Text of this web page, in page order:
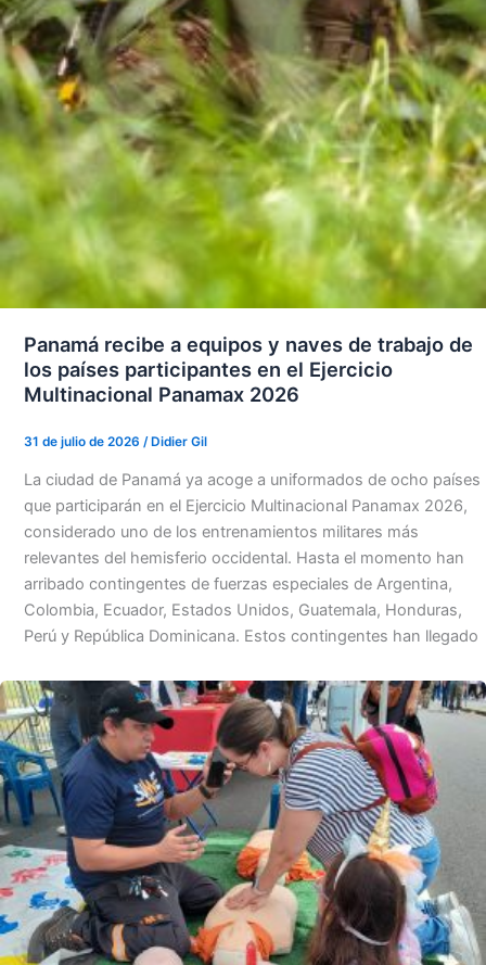
Panamá recibe a equipos y naves de trabajo de
los países participantes en el Ejercicio
Multinacional Panamax 2026
31 de julio de 2026 /Didier Gil
La ciudad de Panamá ya acoge a uniformados de ocho países
que participarán en el Ejercicio Multinacional Panamax 2026,
considerado uno de los entrenamientos militares más
relevantes del hemisferio occidental. Hasta el momento han
arribado contingentes de fuerzas especiales de Argentina,
Colombia, Ecuador, Estados Unidos, Guatemala, Honduras,
Perú y República Dominicana. Estos contingentes han llegado